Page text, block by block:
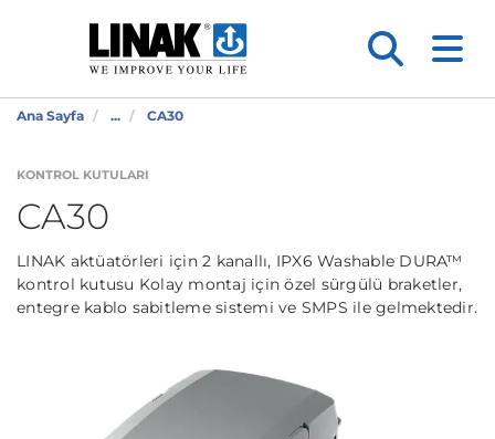
Ana Sayfa ... CA30
KONTROL KUTULARI
CA30
LINAK aktüatörleri için 2 kanallı, IPX6 Washable DURA™
kontrol kutusu Kolay montaj için özel sürgülü braketler,
entegre kablo sabitleme sistemi ve SMPS ile gelmektedir.